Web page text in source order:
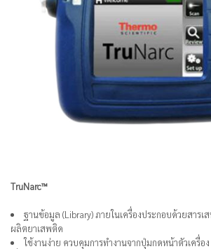
TruNarc™
ฐานข้อมูล (Library) ภายในเครื่องประกอบด้วยสาร
ผลิตยาเสพติด
ใช้งานง่าย ควบคุมการทำงานจากปุ่มกดหน้าตัวเครื่อ